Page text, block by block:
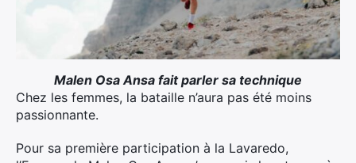
Malen Osa Ansa fait parler sa technique
Chez les femmes, la bataille n’aura pas été moins
passionnante.
Pour sa première participation à la Lavaredo,